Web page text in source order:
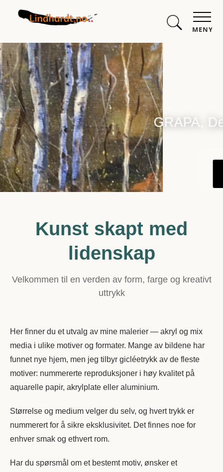
MENY
GRAPA, Der form møter farge
Malerier
Malekurs
Kunst skapt med
lidenskap
Velkommen til en verden av form, farge og kreativt
uttrykk
Her finner du et utvalg av mine malerier — akryl og mix
media i ulike motiver og formater. Mange av bildene har
funnet nye hjem, men jeg tilbyr gicléetrykk av de fleste
motiver: nummererte reproduksjoner i høy kvalitet på
aquarelle papir, akrylplate eller aluminium.
Størrelse og medium velger du selv, og hvert trykk er
nummerert for å sikre eksklusivitet. Det finnes noe for
enhver smak og ethvert rom.
Har du spørsmål om et bestemt motiv, ønsker et